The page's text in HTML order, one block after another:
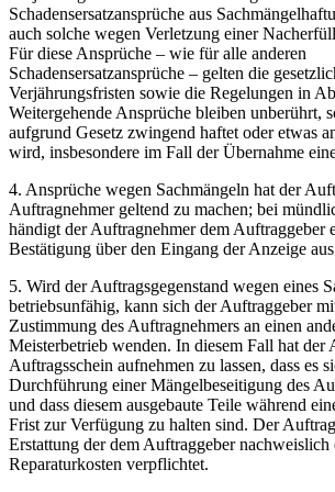
Schadensersatzansprüche aus
auch solche wegen Verletzung einer
Für diese Ansprüche – wie für alle anderen
Schadensersatzansprüche – gelten die
Verjährungsfristen sowie die Regelungen in
Weitergehende Ansprüche bleiben unberührt,
aufgrund Gesetz zwingend haftet oder etwas
wird, insbesondere im Fall der Übernahme
4. Ansprüche wegen Sachmängeln hat der
Auftragnehmer geltend zu machen; bei
händigt der Auftragnehmer dem Auftraggeber
Bestätigung über den Eingang der Anzeige
5. Wird der Auftragsgegenstand wegen eines
betriebsunfähig, kann sich der Auftraggeber
Zustimmung des Auftragnehmers an einen
Meisterbetrieb wenden. In diesem Fall hat der
Auftragsschein aufnehmen zu lassen, dass es
Durchführung einer Mängelbeseitigung des
und dass diesem ausgebaute Teile während
Frist zur Verfügung zu halten sind. Der
Erstattung der dem Auftraggeber nachweislich
Reparaturkosten verpflichtet.